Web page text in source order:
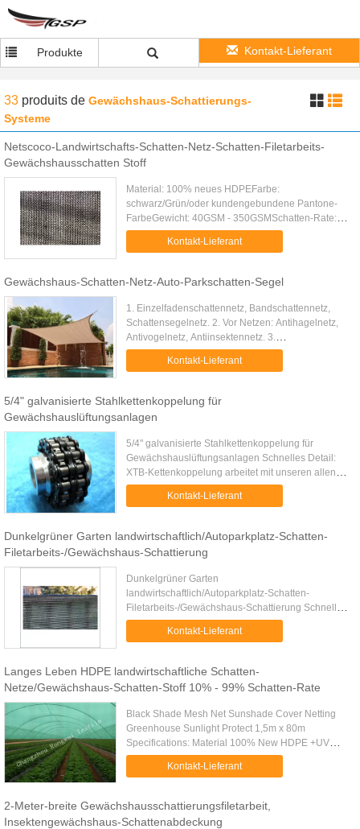
Produkte Kontakt-Lieferant
33 produits de Gewächshaus-Schattierungs-
Systeme
Netscoco-Landwirtschafts-Schatten-Netz-Schatten-Filetarbeits-
Gewächshausschatten Stoff
Material: 100% neues HDPEFarbe:
schwarz/Grün/oder kundengebundene Pantone-
FarbeGewicht: 40GSM - 350GSMSchatten-Rate:
30%-95%Breite: 1m-8m (über 8 m, Bedarf zu
nähen)Länge: 100m eine Rolle/oder, wie
Kontakt-Lieferant
Gewächshaus-Schatten-Netz-Auto-Parkschatten-Segel
1. Einzelfadenschattennetz, Bandschattennetz,
Schattensegelnetz. 2. Vor Netzen: Antihagelnetz,
Antivogelnetz, Antiinsektennetz. 3.
BauSicherheitsnetz: Baugerüstnetz,
Rückstandfiletarbeit, Frachtfiletarbeit 4. ...
Kontakt-Lieferant
5/4" galvanisierte Stahlkettenkoppelung für
Gewächshauslüftungsanlagen
5/4" galvanisierte Stahlkettenkoppelung für
Gewächshauslüftungsanlagen Schnelles Detail:
XTB-Kettenkoppelung arbeitet mit unseren allen
Getriebemotoren und wird verwendet, um die
Abtriebswelle von Getriebemotor...
Kontakt-Lieferant
Dunkelgrüner Garten landwirtschaftlich/Autoparkplatz-Schatten-
Filetarbeits-/Gewächshaus-Schattierung
Dunkelgrüner Garten
landwirtschaftlich/Autoparkplatz-Schatten-
Filetarbeits-/Gewächshaus-Schattierung Schnelles
Detail: * Modellnr.: 11108 * Material: HDPE *
Gewicht: 80gr/sqm * Farbe: dunkelgrün *
Kontakt-Lieferant
Langes Leben HDPE landwirtschaftliche Schatten-
Netze/Gewächshaus-Schatten-Stoff 10% - 99% Schatten-Rate
Black Shade Mesh Net Sunshade Cover Netting
Greenhouse Sunlight Protect 1,5m x 80m
Specifications: Material 100% New HDPE +UV
stabilized Weight 35gsm-380gsm On request
Shade rate 10%-99% Net width Any size is ....
Kontakt-Lieferant
2-Meter-breite Gewächshausschattierungsfiletarbeit,
Insektengewächshaus-Schattenabdeckung